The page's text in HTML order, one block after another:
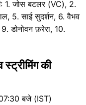
: 1. जोस बटलर (VC), 2.
5. साई सुदर्शन, 6. वैभव
डोनोवन फ़रेरा, 10.
की
बजे (IST)